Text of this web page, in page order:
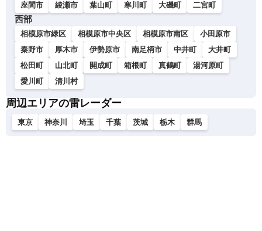
座間市
綾瀬市 葉山町 寒川町 大磯町 二宮町
西部
相模原市緑区 相模原市中央区 相模原市南区
小田原市
秦野市
厚木市 伊勢原市 南足柄市 中井町
大井町
松田町
山北町 開成町 箱根町 真鶴町
湯河原町
愛川町
清川村
周辺エリアの雷レーダー
東京 神奈川 埼玉 千葉 茨城 栃木 群馬